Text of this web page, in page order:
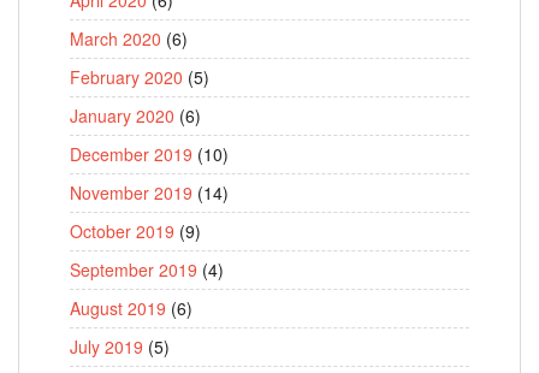
March 2020 (6)
February 2020 (5)
January 2020 (6)
December 2019 (10)
November 2019 (14)
October 2019 (9)
September 2019 (4)
August 2019 (6)
July 2019 (5)